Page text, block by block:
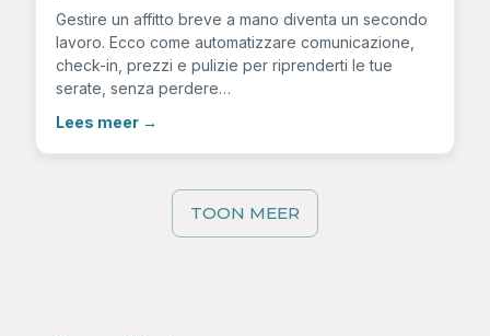
Gestire un affitto breve a mano diventa un secondo
lavoro. Ecco come automatizzare comunicazione,
check-in, prezzi e pulizie per riprenderti le tue
serate, senza perdere…
Lees meer →
TOON MEER